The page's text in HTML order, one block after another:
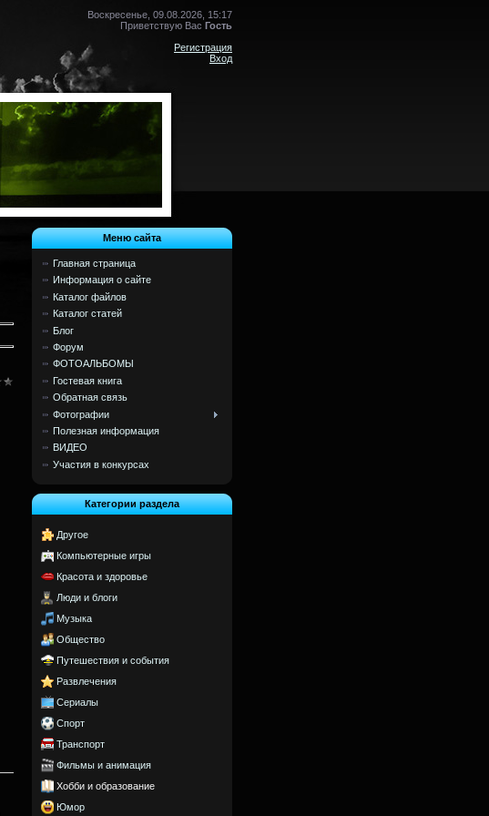
Воскресенье, 09.08.2026, 15:17
Приветствую Вас Гость
Регистрация
Вход
Меню сайта
Главная страница
Информация о сайте
Каталог файлов
Каталог статей
Блог
Форум
ФОТОАЛЬБОМЫ
Гостевая книга
Обратная связь
Фотографии
Полезная информация
ВИДЕО
Участия в конкурсах
Категории раздела
Другое
Компьютерные игры
Красота и здоровье
Люди и блоги
Музыка
Общество
Путешествия и события
Развлечения
Сериалы
Спорт
Транспорт
Фильмы и анимация
Хобби и образование
Юмор